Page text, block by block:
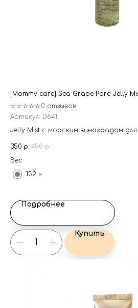
[Mommy care] Sea Grape Pore Jelly
☆☆☆☆☆ 0 отзывов
Артикул: D841
Jelly Mist с морским виноградом для
350 р. 450 р.
Вес
152 г
Подробнее
Купить